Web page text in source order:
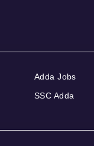
Adda Jobs
SSC Adda